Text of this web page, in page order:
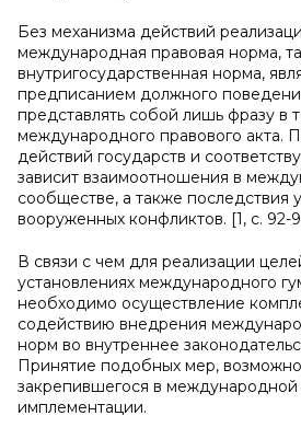
Без механизма действий
международная правовая норма,
внутригосударственная норма,
предписанием должного
представлять собой лишь фразу в
международного правового акта.
действий государств и
зависит взаимоотношения в
сообществе, а также последствия
вооруженных конфликтов. [1, с. 92-
В связи с чем для реализации
установлениях международного
необходимо осуществление
содействию внедрения
норм во внутреннее
Принятие подобных мер,
закрепившегося в международной
имплементации.